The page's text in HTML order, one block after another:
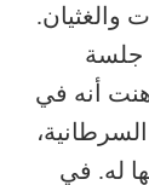
والغثيان.
جلسة
أنه في
له. في